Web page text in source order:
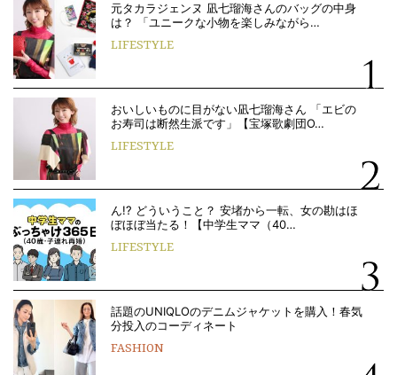
元タカラジェンヌ 凪七瑠海さんのバッグの中身
は？ 「ユニークな小物を楽しみながら…
LIFESTYLE
おいしいものに目がない凪七瑠海さん 「エビの
お寿司は断然生派です」【宝塚歌劇団O…
LIFESTYLE
ん!? どういうこと？ 安堵から一転、女の勘はほ
ぼほぼ当たる！【中学生ママ（40…
LIFESTYLE
話題のUNIQLOのデニムジャケットを購入！春気
分投入のコーディネート
FASHION